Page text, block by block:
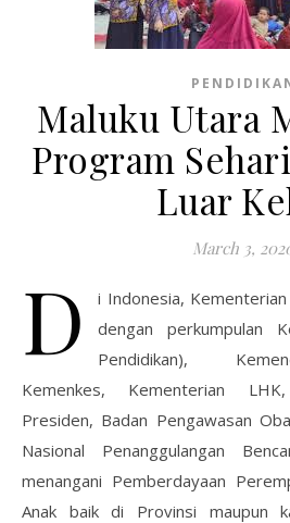
Maluku Utara
Program
Luar
March 3,
D
i Indonesia,
dengan perkumpulan
Pendidikan),
Kemenkes, Kementerian
Presiden, Badan Pengawasan
Nasional Penanggulangan
menangani Pemberdayaan
Anak baik di Provinsi maupun